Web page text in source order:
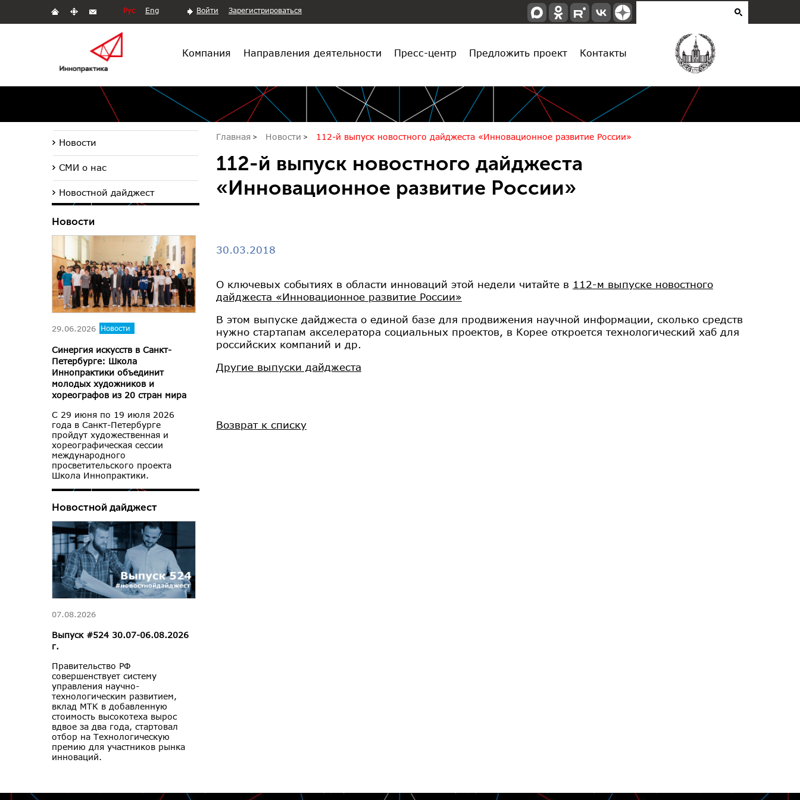
Рус Eng Войти Зарегистрироваться
Компания Направления деятельности Пресс-центр Предложить проект Контакты
Главная Новости 112-й выпуск новостного дайджеста «Инновационное развитие России»
112-й выпуск новостного дайджеста
«Инновационное развитие России»
30.03.2018
О ключевых событиях в области инноваций этой недели читайте в 112-м выпуске новостного
дайджеста «Инновационное развитие России»
В этом выпуске дайджеста о единой базе для продвижения научной информации, сколько средств
нужно стартапам акселератора социальных проектов, в Корее откроется технологический хаб для
российских компаний и др.
Другие выпуски дайджеста
Возврат к списку
Новости
СМИ о нас
Новостной дайджест
Новости
29.06.2026 Новости
Синергия искусств в Санкт-
Петербурге: Школа
Иннопрактики объединит
молодых художников и
хореографов из 20 стран мира
С 29 июня по 19 июля 2026
года в Санкт-Петербурге
пройдут художественная и
хореографическая сессии
международного
просветительского проекта
Школа Иннопрактики.
Новостной дайджест
07.08.2026
Выпуск #524 30.07-06.08.2026
г.
Правительство РФ
совершенствует систему
управления научно-
технологическим развитием,
вклад МТК в добавленную
стоимость высокотеха вырос
вдвое за два года, стартовал
отбор на Технологическую
премию для участников рынка
инноваций.